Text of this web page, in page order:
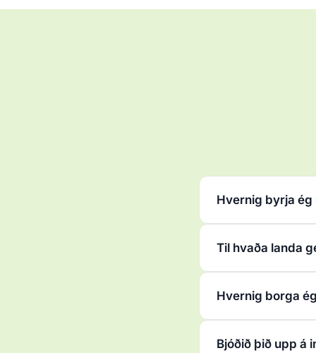
Hvernig byrja ég
Til hvaða landa
Hvernig borga
Bjóðið þið upp á